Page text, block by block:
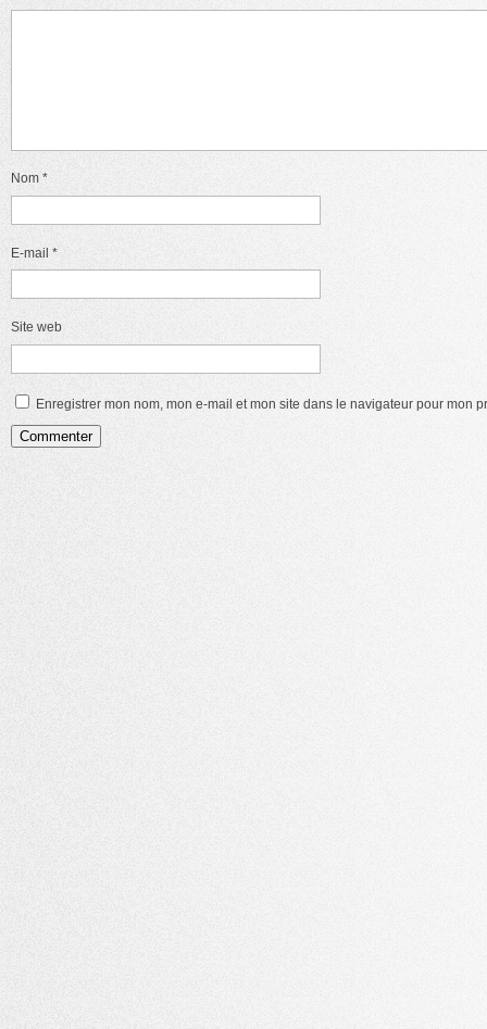
Nom *
E-mail *
Site web
Enregistrer mon nom, mon e-mail et mon site dans le navigateur pour mon